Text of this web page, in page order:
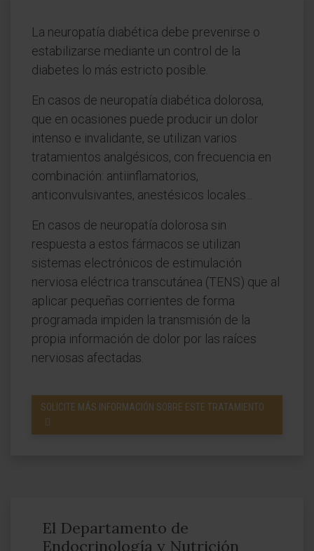
La neuropatía diabética debe prevenirse o
estabilizarse mediante un control de la
diabetes lo más estricto posible.
En casos de neuropatía diabética dolorosa,
que en ocasiones puede producir un dolor
intenso e invalidante, se utilizan varios
tratamientos analgésicos, con frecuencia en
combinación: antiinflamatorios,
anticonvulsivantes, anestésicos locales...
En casos de neuropatía dolorosa sin
respuesta a estos fármacos se utilizan
sistemas electrónicos de estimulación
nerviosa eléctrica transcutánea (TENS) que al
aplicar pequeñas corrientes de forma
programada impiden la transmisión de la
propia información de dolor por las raíces
nerviosas afectadas.
SOLICITE MÁS INFORMACIÓN SOBRE ESTE TRATAMIENTO
El Departamento de
Endocrinología y Nutrición